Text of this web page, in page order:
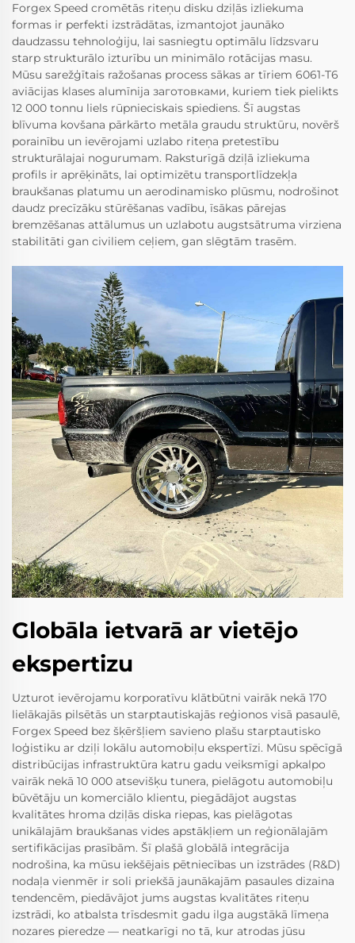
Forgex Speed cromētās riteņu disku dziļās izliekuma
formas ir perfekti izstrādātas, izmantojot jaunāko
daudzassu tehnoloģiju, lai sasniegtu optimālu līdzsvaru
starp strukturālo izturību un minimālo rotācijas masu.
Mūsu sarežģītais ražošanas process sākas ar tīriem 6061-T6
aviācijas klases alumīnija заготовками, kuriem tiek pielikts
12 000 tonnu liels rūpnieciskais spiediens. Šī augstas
blīvuma kovšana pārkārto metāla graudu struktūru, novērš
porainību un ievērojami uzlabo riteņa pretestību
strukturālajai nogurumam. Raksturīgā dziļā izliekuma
profils ir aprēķināts, lai optimizētu transportlīdzekļa
braukšanas platumu un aerodinamisko plūsmu, nodrošinot
daudz precīzāku stūrēšanas vadību, īsākas pārejas
bremzēšanas attālumus un uzlabotu augstsātruma virziena
stabilitāti gan civiliem ceļiem, gan slēgtām trasēm.
Globāla ietvarā ar vietējo
ekspertizu
Uzturot ievērojamu korporatīvu klātbūtni vairāk nekā 170
lielākajās pilsētās un starptautiskajās reģionos visā pasaulē,
Forgex Speed bez šķēršļiem savieno plašu starptautisko
loģistiku ar dziļi lokālu automobiļu ekspertīzi. Mūsu spēcīgā
distribūcijas infrastruktūra katru gadu veiksmīgi apkalpo
vairāk nekā 10 000 atsevišķu tunera, pielāgotu automobiļu
būvētāju un komerciālo klientu, piegādājot augstas
kvalitātes hroma dziļās diska riepas, kas pielāgotas
unikālajām braukšanas vides apstākļiem un reģionālajām
sertifikācijas prasībām. Šī plašā globālā integrācija
nodrošina, ka mūsu iekšējais pētniecības un izstrādes (R&D)
nodaļa vienmēr ir soli priekšā jaunākajām pasaules dizaina
tendencēm, piedāvājot jums augstas kvalitātes riteņu
izstrādi, ko atbalsta trīsdesmit gadu ilga augstākā līmeņa
nozares pieredze — neatkarīgi no tā, kur atrodas jūsu